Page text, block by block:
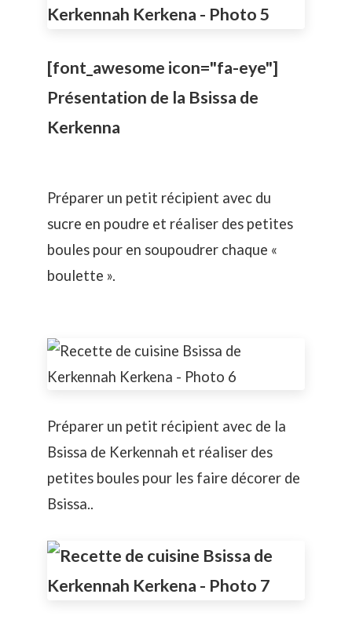
[font_awesome icon="fa-eye"]
Présentation de la Bsissa de
Kerkenna
Préparer un petit récipient avec du
sucre en poudre et réaliser des petites
boules pour en soupoudrer chaque «
boulette ».
Préparer un petit récipient avec de la
Bsissa de Kerkennah et réaliser des
petites boules pour les faire décorer de
Bsissa..